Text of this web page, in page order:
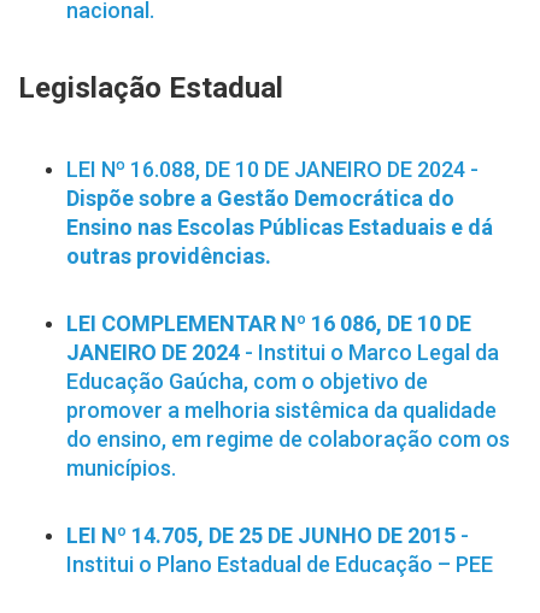
nacional.
Legislação Estadual
LEI Nº 16.088, DE 10 DE JANEIRO DE 2024 -
Dispõe sobre a Gestão Democrática do
Ensino nas Escolas Públicas Estaduais e dá
outras providências.
LEI COMPLEMENTAR Nº 16 086, DE 10 DE
JANEIRO DE 2024 - Institui o Marco Legal da
Educação Gaúcha, com o objetivo de
promover a melhoria sistêmica da qualidade
do ensino, em regime de colaboração com os
municípios.
LEI Nº 14.705, DE 25 DE JUNHO DE 2015 -
Institui o Plano Estadual de Educação – PEE